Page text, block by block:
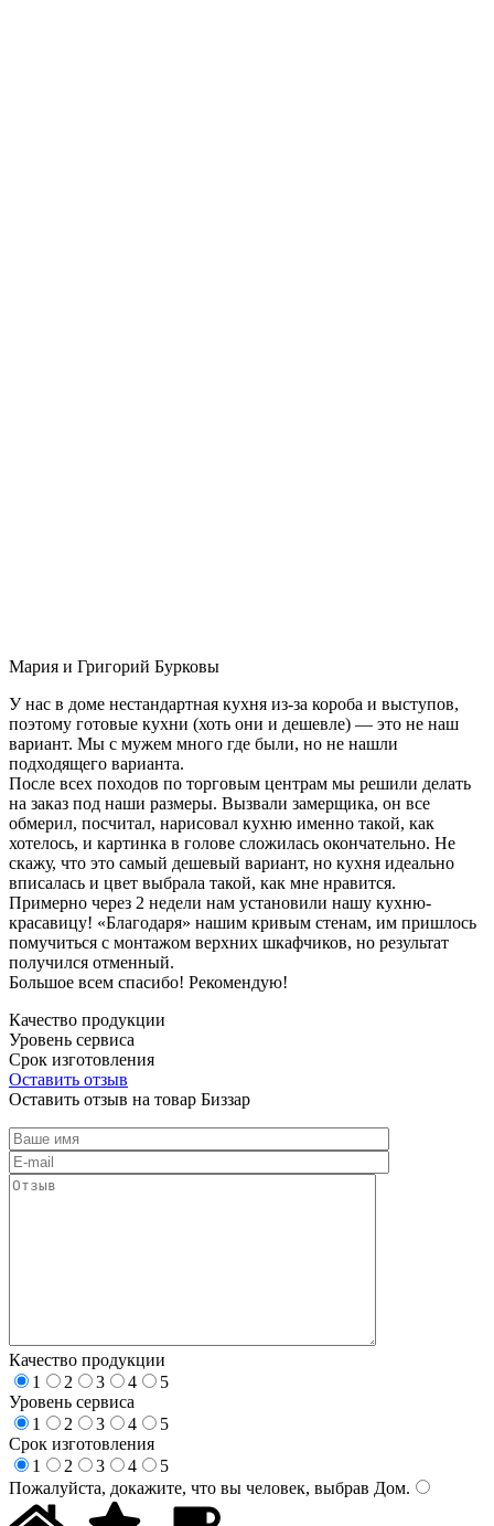
Мария и Григорий Бурковы
У нас в доме нестандартная кухня из-за короба и выступов,
поэтому готовые кухни (хоть они и дешевле) — это не наш
вариант. Мы с мужем много где были, но не нашли
подходящего варианта.
После всех походов по торговым центрам мы решили делать
на заказ под наши размеры. Вызвали замерщика, он все
обмерил, посчитал, нарисовал кухню именно такой, как
хотелось, и картинка в голове сложилась окончательно. Не
скажу, что это самый дешевый вариант, но кухня идеально
вписалась и цвет выбрала такой, как мне нравится.
Примерно через 2 недели нам установили нашу кухню-
красавицу! «Благодаря» нашим кривым стенам, им пришлось
помучиться с монтажом верхних шкафчиков, но результат
получился отменный.
Большое всем спасибо! Рекомендую!
Качество продукции
Уровень сервиса
Срок изготовления
Оставить отзыв
Оставить отзыв на товар Биззар
Качество продукции
1
2 3 4
5
Уровень сервиса
1
2 3 4
5
Срок изготовления
1
2 3 4
5
Пожалуйста, докажите, что вы человек, выбрав Дом.